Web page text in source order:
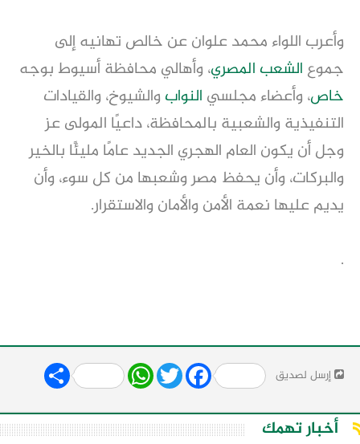
وأعرب اللواء محمد علوان عن خالص تهانيه إلى
جموع الشعب المصري، وأهالي محافظة أسيوط بوجه
خاص، وأعضاء مجلسي النواب والشيوخ، والقيادات
التنفيذية والشعبية بالمحافظة، داعيًا المولى عز
وجل أن يكون العام الهجري الجديد عامًا مليئًا بالخير
والبركات، وأن يحفظ مصر وشعبها من كل سوء، وأن
يديم عليها نعمة الأمن والأمان والاستقرار.
.
إرسل لصديق Share WhatsApp
Twitter Facebook
أخبار تهمك